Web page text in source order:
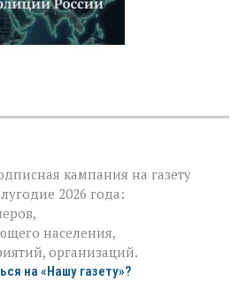
кампания на газету
2026 года:
населения,
организаций.
на «Нашу газету»?